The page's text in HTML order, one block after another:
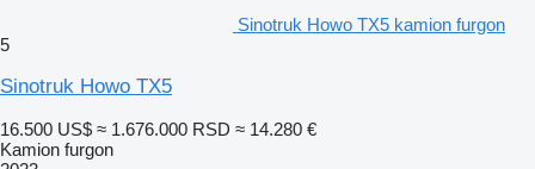
Sinotruk Howo TX5 kamion furgon
5
Sinotruk Howo TX5
16.500 US$ ≈ 1.676.000 RSD ≈ 14.280 €
Kamion furgon